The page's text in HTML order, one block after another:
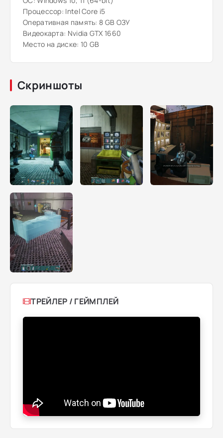
Процессор: Intel Core i5
Оперативная память: 8 GB ОЗУ
Видеокарта: Nvidia GTX 1660
Место на диске: 10 GB
Скриншоты
ТРЕЙЛЕР / ГЕЙМПЛЕЙ